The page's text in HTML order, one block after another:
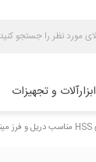
ابزارآلات و تجهیزات